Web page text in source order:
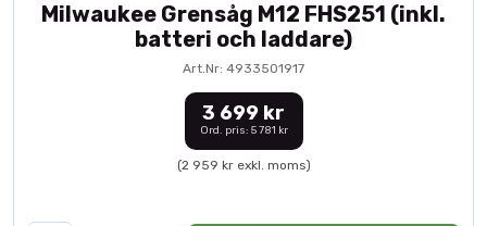
Milwaukee Grensåg M12 FHS251 (inkl.
batteri och laddare)
Art.Nr: 4933501917
3 699 kr
Ord. pris: 5 781 kr
(2 959 kr exkl. moms)